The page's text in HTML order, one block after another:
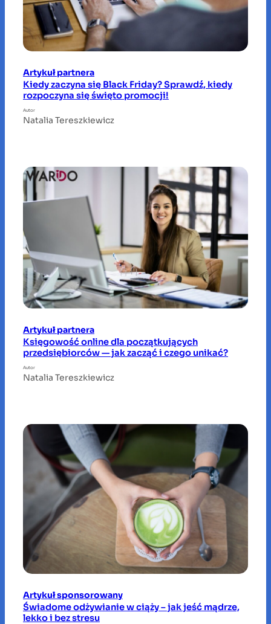
Artykuł partnera
Kiedy zaczyna się Black Friday? Sprawdź, kiedy
rozpoczyna się święto promocji!
Autor
Natalia Tereszkiewicz
Artykuł partnera
Księgowość online dla początkujących
przedsiębiorców — jak zacząć i czego unikać?
Autor
Natalia Tereszkiewicz
Artykuł sponsorowany
Świadome odżywianie w ciąży – jak jeść mądrze,
lekko i bez stresu